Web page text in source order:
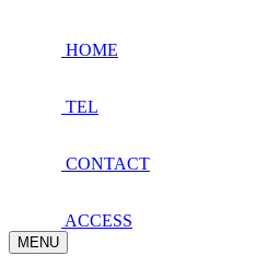
HOME
TEL
CONTACT
ACCESS
MENU